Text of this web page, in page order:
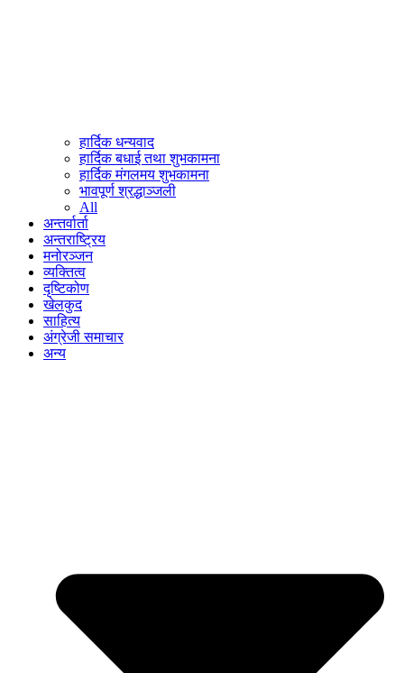
हार्दिक धन्यवाद
हार्दिक बधाई तथा शुभकामना
हार्दिक मंगलमय शुभकामना
भावपूर्ण श्रद्धाञ्जली
All
अन्तर्वार्ता
अन्तराष्ट्रिय
मनोरञ्जन
व्यक्तित्व
दृष्टिकोण
खेलकुद
साहित्य
अंग्रेजी समाचार
अन्य